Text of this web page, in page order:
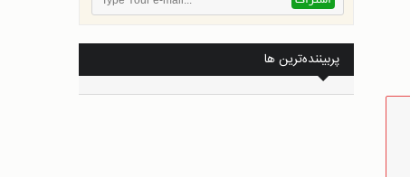
پربیننده‌ترین ها